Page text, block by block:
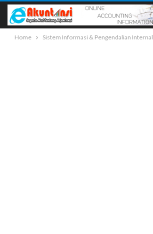
Home Sistem Informasi & Pengendalian Internal